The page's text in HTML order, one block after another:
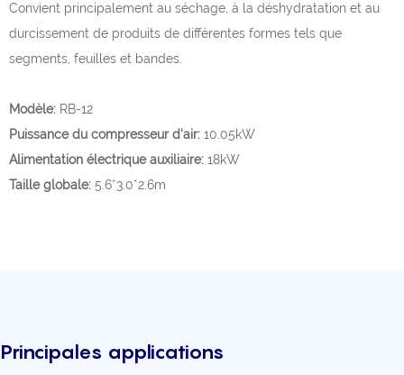
Convient principalement au séchage, à la déshydratation et au
durcissement de produits de différentes formes tels que
segments, feuilles et bandes.
Modèle: RB-12
Puissance du compresseur d'air: 10.05kW
Alimentation électrique auxiliaire: 18kW
Taille globale: 5.6*3.0*2.6m
Principales applications